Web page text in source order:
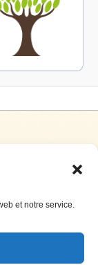
et notre service.